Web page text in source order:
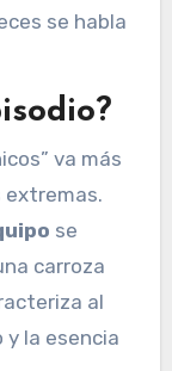
se habla
va más
extremas.
se
carroza
al
la esencia